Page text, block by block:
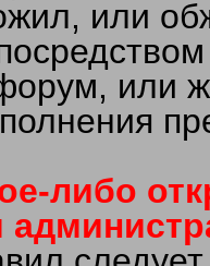
или
или
либо